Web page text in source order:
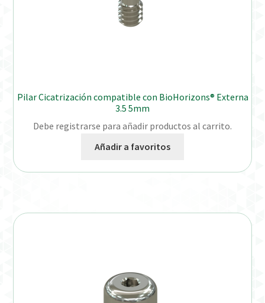
Pilar Cicatrización compatible con BioHorizons® Externa
3.5 5mm
Debe registrarse para añadir productos al carrito.
Añadir a favoritos